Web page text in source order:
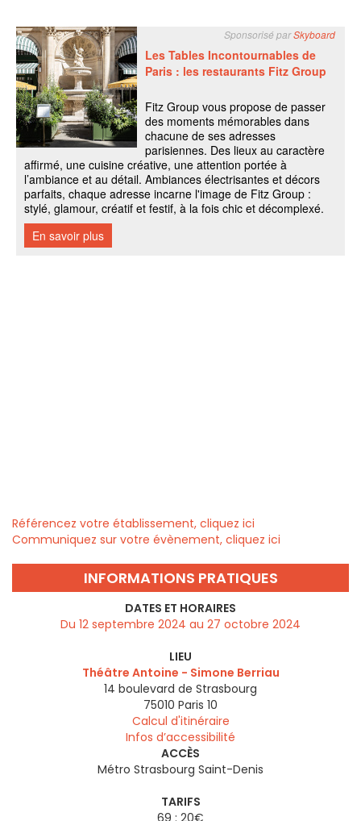
Référencez votre établissement, cliquez ici
Communiquez sur votre évènement, cliquez ici
INFORMATIONS PRATIQUES
DATES ET HORAIRES
Du 12 septembre 2024 au 27 octobre 2024
LIEU
Théâtre Antoine - Simone Berriau
14 boulevard de Strasbourg
75010 Paris 10
Calcul d'itinéraire
Infos d’accessibilité
ACCÈS
Métro Strasbourg Saint-Denis
TARIFS